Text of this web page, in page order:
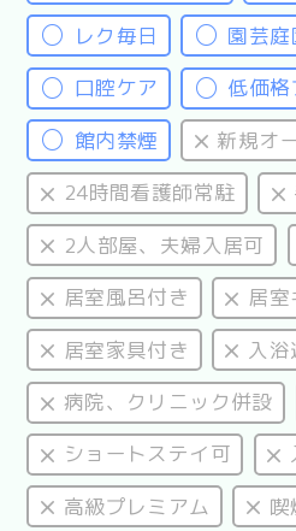
レク毎日
園芸庭
口腔ケア
低価格
館内禁煙
新規オ
24時間看護師常駐
2人部屋、夫婦入居可
居室風呂付き
居
居室家具付き
入
病院、クリニック併設
ショートステイ可
高級プレミアム
喫